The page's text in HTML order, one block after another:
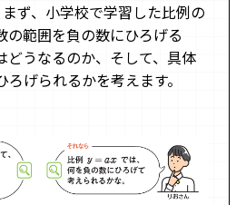
ず、小学校で学習した比例の
の範囲を負の数にひろげる
どうなるのか、そして、具体
げられるかを考えます。